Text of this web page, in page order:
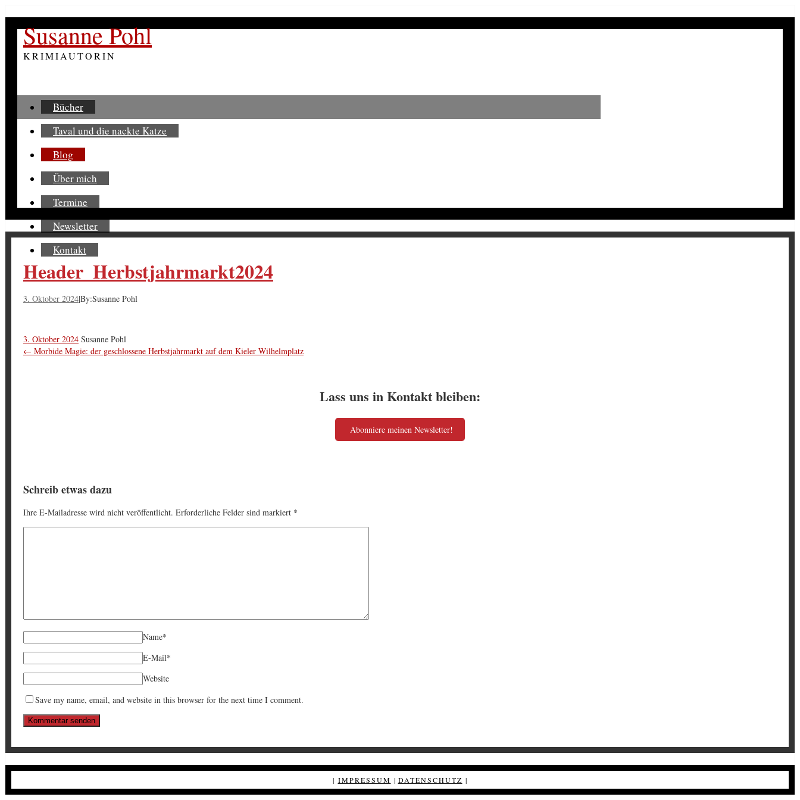
Susanne Pohl
KRIMIAUTORIN
Bücher
Taval und die nackte Katze
Blog
Über mich
Termine
Newsletter
Kontakt
Header_Herbstjahrmarkt2024
3. Oktober 2024|By:Susanne Pohl
3. Oktober 2024 Susanne Pohl
← Morbide Magie: der geschlossene Herbstjahrmarkt auf dem Kieler Wilhelmplatz
Lass uns in Kontakt bleiben:
Abonniere meinen Newsletter!
Schreib etwas dazu
Ihre E-Mailadresse wird nicht veröffentlicht. Erforderliche Felder sind markiert *
Name*
E-Mail*
Website
Save my name, email, and website in this browser for the next time I comment.
| IMPRESSUM | DATENSCHUTZ |